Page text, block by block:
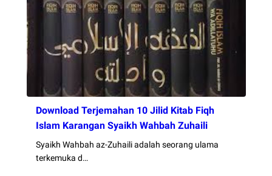
Download Terjemahan 10 Jilid Kitab Fiqh
Islam Karangan Syaikh Wahbah Zuhaili
Syaikh Wahbah az-Zuhaili adalah seorang ulama
terkemuka d…